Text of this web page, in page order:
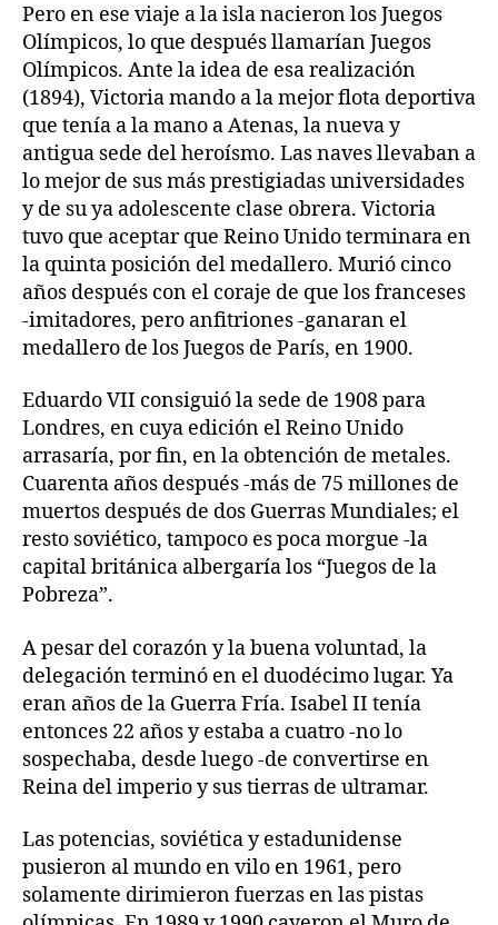
Pero en ese viaje a la isla nacieron los Juegos
Olímpicos, lo que después llamarían Juegos
Olímpicos. Ante la idea de esa realización
(1894), Victoria mando a la mejor flota deportiva
que tenía a la mano a Atenas, la nueva y
antigua sede del heroísmo. Las naves llevaban a
lo mejor de sus más prestigiadas universidades
y de su ya adolescente clase obrera. Victoria
tuvo que aceptar que Reino Unido terminara en
la quinta posición del medallero. Murió cinco
años después con el coraje de que los franceses
-imitadores, pero anfitriones -ganaran el
medallero de los Juegos de París, en 1900.
Eduardo VII consiguió la sede de 1908 para
Londres, en cuya edición el Reino Unido
arrasaría, por fin, en la obtención de metales.
Cuarenta años después -más de 75 millones de
muertos después de dos Guerras Mundiales; el
resto soviético, tampoco es poca morgue -la
capital británica albergaría los “Juegos de la
Pobreza”.
A pesar del corazón y la buena voluntad, la
delegación terminó en el duodécimo lugar. Ya
eran años de la Guerra Fría. Isabel II tenía
entonces 22 años y estaba a cuatro -no lo
sospechaba, desde luego -de convertirse en
Reina del imperio y sus tierras de ultramar.
Las potencias, soviética y estadunidense
pusieron al mundo en vilo en 1961, pero
solamente dirimieron fuerzas en las pistas